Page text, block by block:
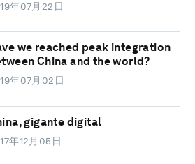
年07月22日
we reached peak integration
China and the world?
年07月02日
gigante digital
年12月05日